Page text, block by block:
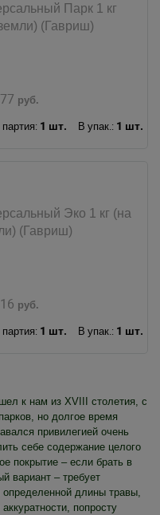
Парк 1 кг
(Гавриш)
руб.
1 шт. В упак.: 1 шт.
Эко 1 кг (на
(Гавриш)
руб.
1 шт. В упак.: 1 шт.
к нам из XVIII столетия, с
но долгое время
привилегией очень
себе содержание целого
покрытие – если брать в
вариант – требует
определенной длины травы,
попросту